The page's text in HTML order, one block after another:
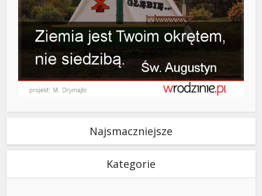
Najsmaczniejsze
Kategorie